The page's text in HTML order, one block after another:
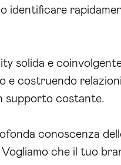
identificare
solida e
costruendo
supporto costante.
conoscenza
che il tuo